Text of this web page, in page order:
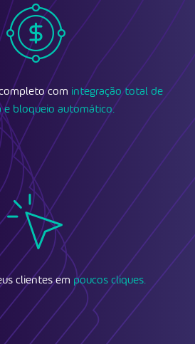
com integração total de
e bloqueio automático.
clientes em poucos cliques.